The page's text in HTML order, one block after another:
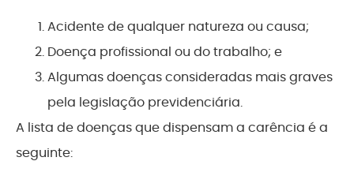
Acidente de qualquer natureza ou causa;
Doença profissional ou do trabalho; e
Algumas doenças consideradas mais graves
pela legislação previdenciária.
A lista de doenças que dispensam a carência é a
seguinte: